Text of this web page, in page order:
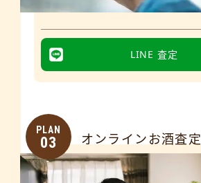
LINE 査定
PLAN
03 オンラインお酒査定